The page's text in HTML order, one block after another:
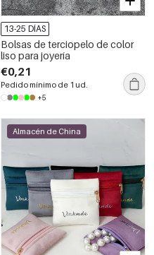
13-25 DÍAS
Bolsas de terciopelo de color
liso para joyería
€0,21
Pedido mínimo de 1 ud.
+5
Almacén de China